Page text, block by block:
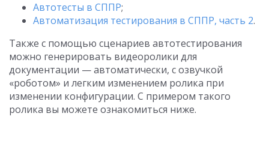
Автотесты в СППР;
Автоматизация тестирования в СППР, часть 2.
Также с помощью сценариев автотестирования
можно генерировать видеоролики для
документации — автоматически, с озвучкой
«роботом» и легким изменением ролика при
изменении конфигурации. С примером такого
ролика вы можете ознакомиться ниже.